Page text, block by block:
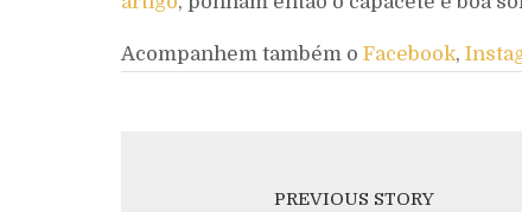
Acompanhem também o Facebook,
PREVIOUS STORY